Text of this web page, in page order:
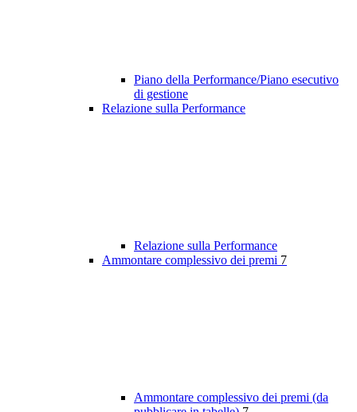
Piano della Performance/Piano esecutivo
di gestione
Relazione sulla Performance
Relazione sulla Performance
Ammontare complessivo dei premi 7
Ammontare complessivo dei premi (da